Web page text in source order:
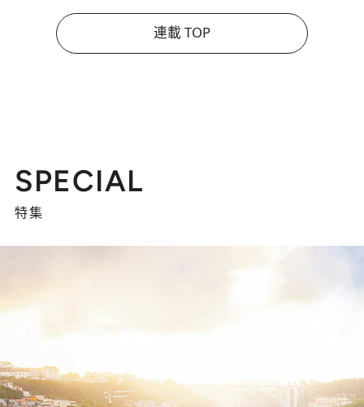
連載 TOP
SPECIAL
特集